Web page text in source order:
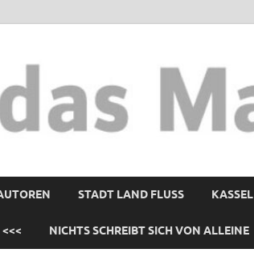
STADT LAND FLUSS KASSEL
NICHTS SCHREIBT SICH VON ALLEINE